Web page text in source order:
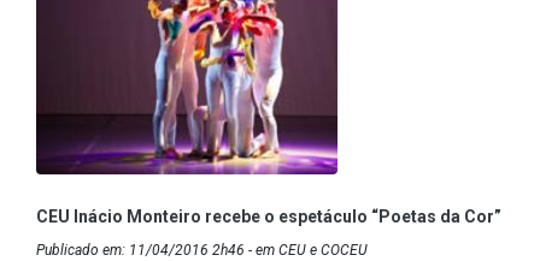
CEU Inácio Monteiro recebe o espetáculo “Poetas da Cor”
Publicado em: 11/04/2016 2h46 - em CEU e COCEU